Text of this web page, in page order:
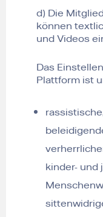
d) Die
können
und Videos
Das
Plattform ist
kinder- und